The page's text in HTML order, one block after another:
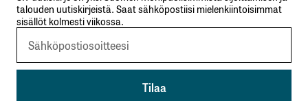
talouden uutiskirjeistä. Saat sähköpostiisi mielenkiintoisimmat
sisällöt kolmesti viikossa.